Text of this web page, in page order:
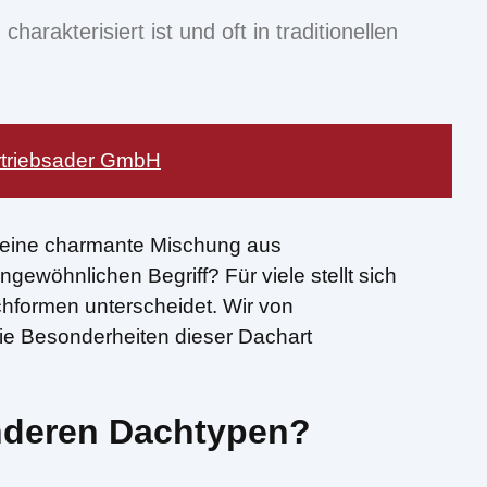
ist und oft in traditionellen
GmbH
charmante Mischung aus
Begriff? Für viele stellt sich
unterscheidet. Wir von
Besonderheiten dieser Dachart
Dachtypen?